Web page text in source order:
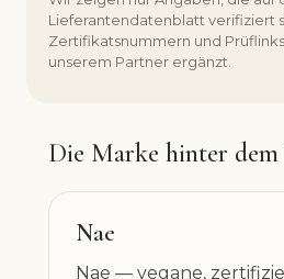
Lieferantendatenblatt verifiziert
Zertifikatsnummern und
unserem Partner ergänzt.
Die Marke hinter
Nae
Nae — vegane,